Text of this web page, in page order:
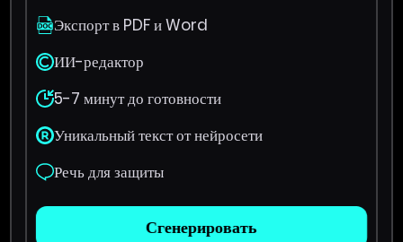
Экспорт в PDF и Word
ИИ-редактор
5-7 минут до готовности
Уникальный текст от нейросети
Речь для защиты
Сгенерировать